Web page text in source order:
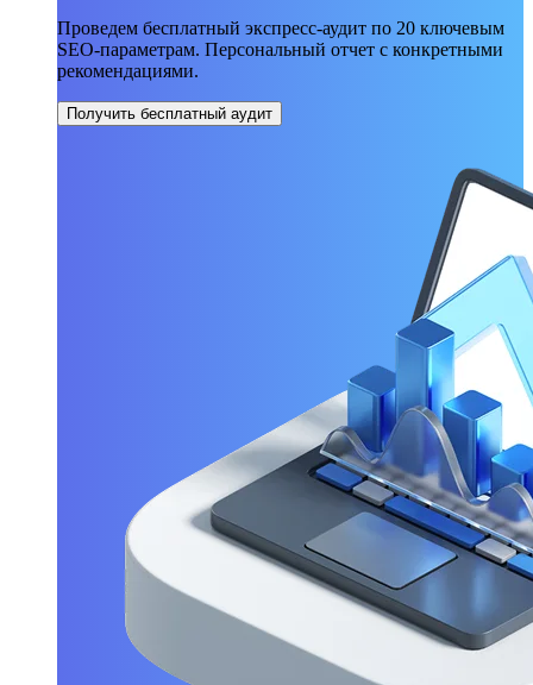
Проведем бесплатный экспресс-аудит по 20 ключевым
SEO-параметрам. Персональный отчет с конкретными
рекомендациями.
Получить бесплатный аудит